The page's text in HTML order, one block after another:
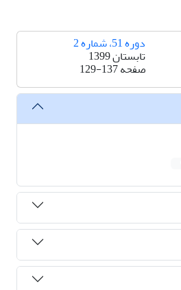
دوره 51، شماره 2
تابستان 1399
صفحه129-137